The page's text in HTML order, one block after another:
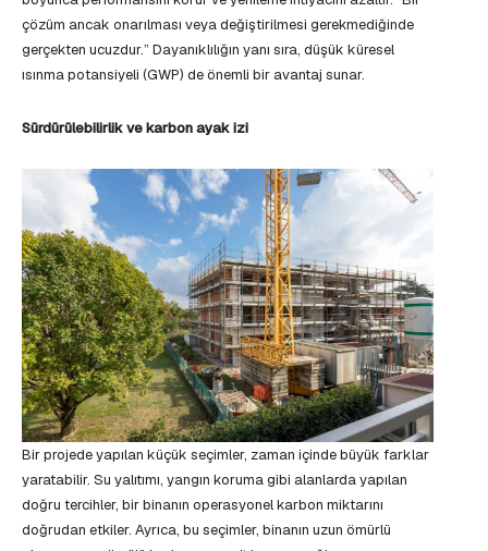
çözüm ancak onarılması veya değiştirilmesi gerekmediğinde
gerçekten ucuzdur.” Dayanıklılığın yanı sıra, düşük küresel
ısınma potansiyeli (GWP) de önemli bir avantaj sunar.
Sürdürülebilirlik ve karbon ayak izi
Bir projede yapılan küçük seçimler, zaman içinde büyük farklar
yaratabilir. Su yalıtımı, yangın koruma gibi alanlarda yapılan
doğru tercihler, bir binanın operasyonel karbon miktarını
doğrudan etkiler. Ayrıca, bu seçimler, binanın uzun ömürlü